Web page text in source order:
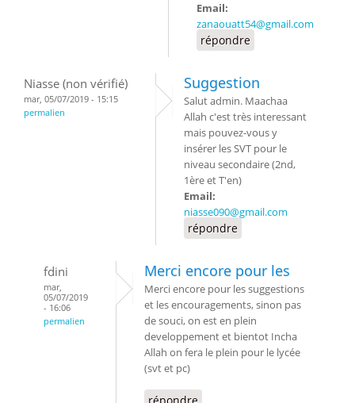
Email:
zanaouatt54@gmail.com
répondre
Niasse (non vérifié)
mar, 05/07/2019 - 15:15
permalien
Suggestion
Salut admin. Maachaa
Allah c'est très interessant
mais pouvez-vous y
insérer les SVT pour le
niveau secondaire (2nd,
1ère et T'en)
Email:
niasse090@gmail.com
répondre
fdini
mar,
05/07/2019
- 16:06
permalien
Merci encore pour les
Merci encore pour les suggestions
et les encouragements, sinon pas
de souci, on est en plein
developpement et bientot Incha
Allah on fera le plein pour le lycée
(svt et pc)